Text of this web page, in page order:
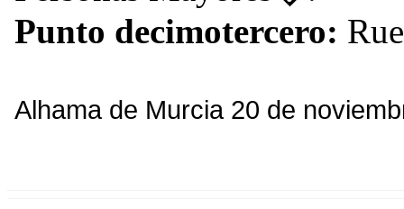
Punto decimotercero:
Alhama de Murcia 20 de